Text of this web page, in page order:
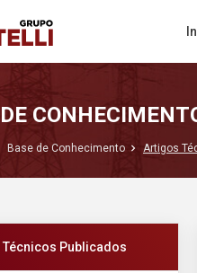
Base de Conhecimento Artigos
Publicados